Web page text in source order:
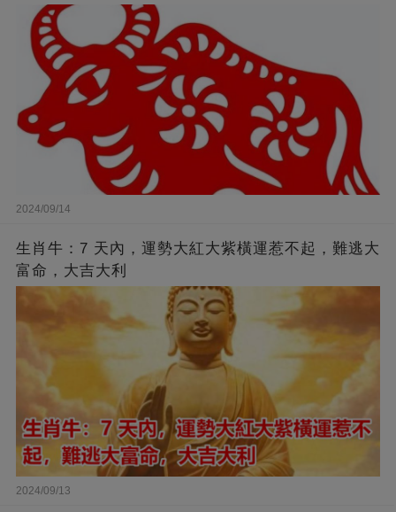
2024/09/14
生肖牛：7 天內，運勢大紅大紫橫運惹不起，難逃大
富命，大吉大利
2024/09/13